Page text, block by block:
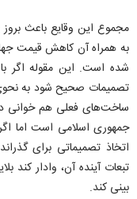
مجموع این وقایع باعث
به همراه آن کاهش قیمت
شده است. این مقوله اگر
تصمیمات صحیح شود به
ساخت‌های فعلی هم خوانی
جمهوری اسلامی است اما
اتخاذ تصمیماتی برای
تبعات آینده آن، وادار
بینی کند.